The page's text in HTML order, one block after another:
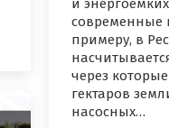
и
современные
примеру, в
через
гектаров
насосных…